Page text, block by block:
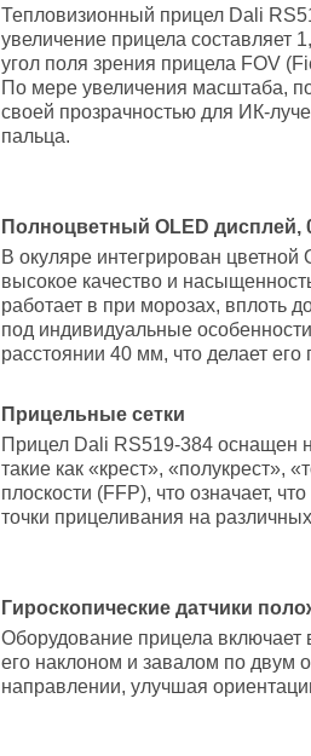
Тепловизионный прицел Dali
увеличение прицела составляет
угол поля зрения прицела FOV
По мере увеличения масштаба,
своей прозрачностью для ИК-
пальца.
Полноцветный OLED дисплей,
В окуляре интегрирован
высокое качество и
работает в при морозах, вплоть
под индивидуальные
расстоянии 40 мм, что делает
Прицельные сетки
Прицел Dali RS519-384 оснащен
такие как «крест», «полукрест»,
плоскости (FFP), что означает,
точки прицеливания на
Гироскопические датчики
Оборудование прицела включает
его наклоном и завалом по двум
направлении, улучшая